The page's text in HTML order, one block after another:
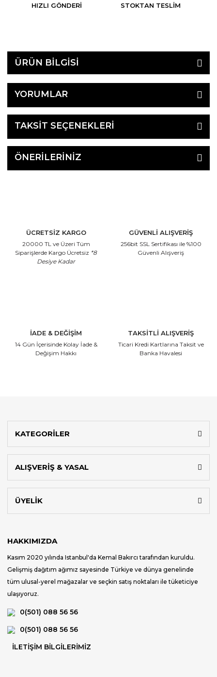
HIZLI GÖNDERI STOKTAN TESLIM
ÜRÜN BİLGİSİ
YORUMLAR
TAKSİT SEÇENEKLERİ
ÖNERİLERİNİZ
ÜCRETSİZ KARGO
20000 TL ve Üzeri Tüm
Siparişlerde Kargo Ücretsiz *8
Desiye Kadar
GÜVENLİ ALIŞVERİŞ
256bit SSL Sertifikası ile %100
Güvenli Alışveriş
İADE & DEĞİŞİM
14 Gün İçerisinde Kolay İade &
Değişim Hakkı
TAKSİTLİ ALIŞVERİŞ
Ticari Kredi Kartlarına Taksit ve
Banka Havalesi
KATEGORİLER
ALIŞVERİŞ & YASAL
ÜYELİK
HAKKIMIZDA
Kasım 2020 yılında Istanbul'da Kemal Bakırcı tarafından kuruldu.
Gelişmiş dağıtım ağımız sayesinde Türkiye ve dünya genelinde
tüm ulusal-yerel mağazalar ve seçkin satış noktaları ile tüketiciye
ulaşıyoruz.
0(501) 088 56 56
0(501) 088 56 56
İLETİŞİM BİLGİLERİMİZ